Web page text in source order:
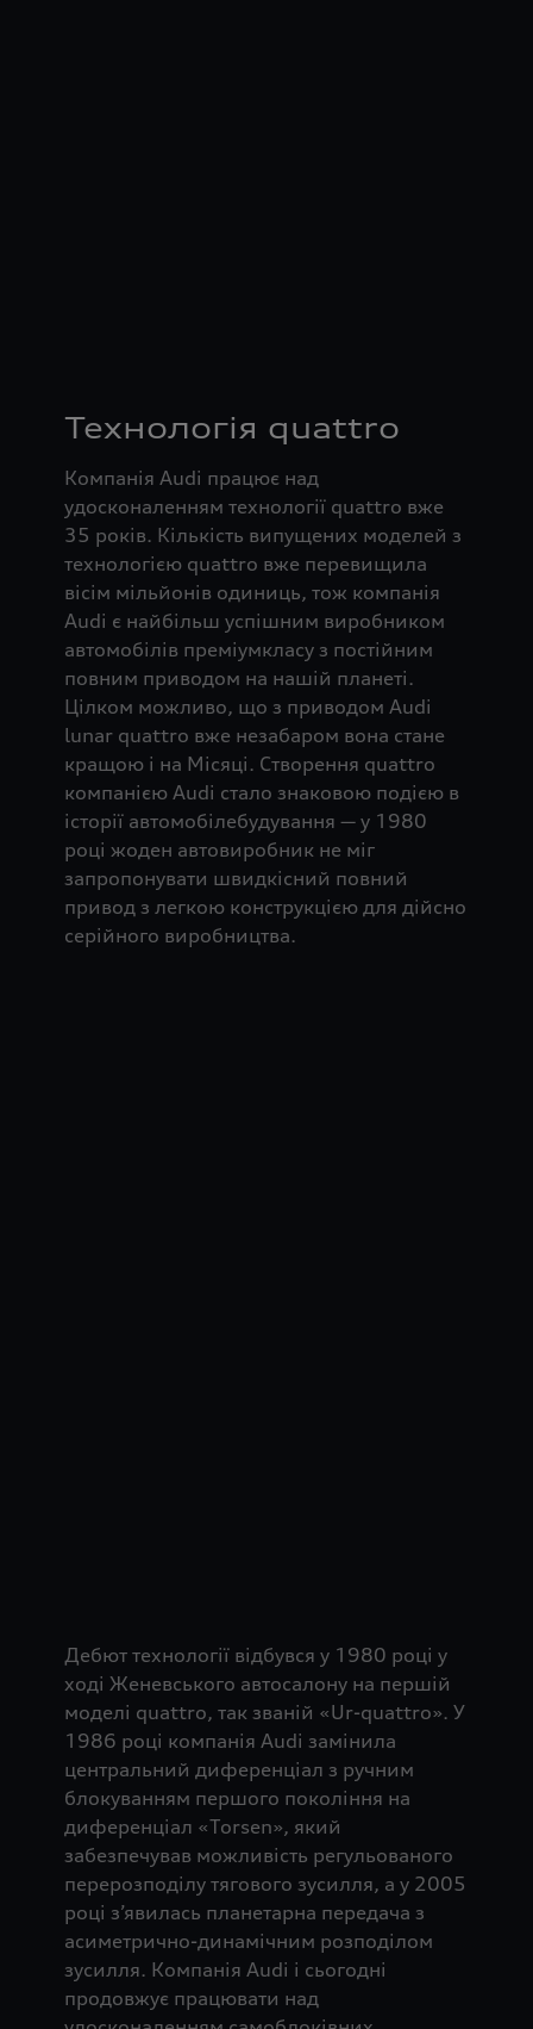
Технологія quattro
Компанія Audi працює над
удосконаленням технології quattro вже
35 років. Кількість випущених моделей з
технологією quattro вже перевищила
вісім мільйонів одиниць, тож компанія
Audi є найбільш успішним виробником
автомобілів преміумкласу з постійним
повним приводом на нашій планеті.
Цілком можливо, що з приводом Audi
lunar quattro вже незабаром вона стане
кращою і на Місяці. Створення quattro
компанією Audi стало знаковою подією в
історії автомобілебудування — у 1980
році жоден автовиробник не міг
запропонувати швидкісний повний
привод з легкою конструкцією для дійсно
серійного виробництва.
Дебют технології відбувся у 1980 році у
ході Женевського автосалону на першій
моделі quattro, так званій «Ur-quattro». У
1986 році компанія Audi замінила
центральний диференціал з ручним
блокуванням першого покоління на
диференціал «Torsen», який
забезпечував можливість регульованого
перерозподілу тягового зусилля, а у 2005
році з’явилась планетарна передача з
асиметрично-динамічним розподілом
зусилля. Компанія Audi і сьогодні
продовжує працювати над